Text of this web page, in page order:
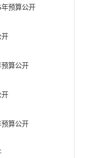
预算公开
开
算公开
开
算公开